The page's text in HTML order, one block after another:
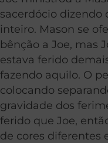
sacerdócio dizendo
inteiro. Mason se
bênção a Joe, mas
estava ferido
fazendo aquilo. O
colocando
gravidade dos
ferido que Joe,
de cores diferentes